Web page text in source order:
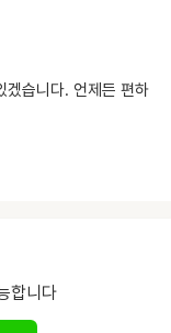
겠습니다. 언제든 편하
합니다